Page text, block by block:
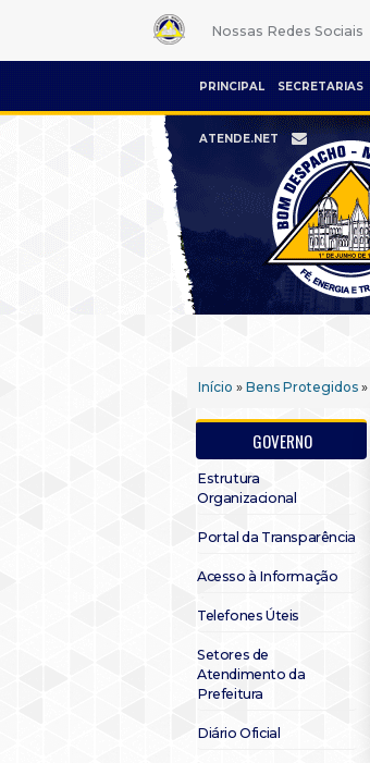
Nossas Redes Sociais
PRINCIPAL SECRETARIAS
ATENDE.NET
Início » Bens Protegidos »
GOVERNO
Estrutura
Organizacional
Portal da Transparência
Acesso à Informação
Telefones Úteis
Setores de
Atendimento da
Prefeitura
Diário Oficial